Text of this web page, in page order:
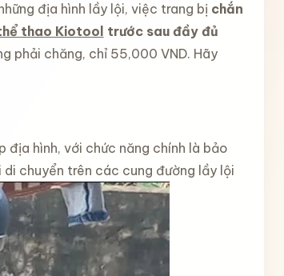
địa hình lầy lội, việc trang bị chắn
thao Kiotool trước sau đầy đủ
phải chăng, chỉ 55,000 VND. Hãy
hình, với chức năng chính là bảo
chuyển trên các cung đường lầy lội